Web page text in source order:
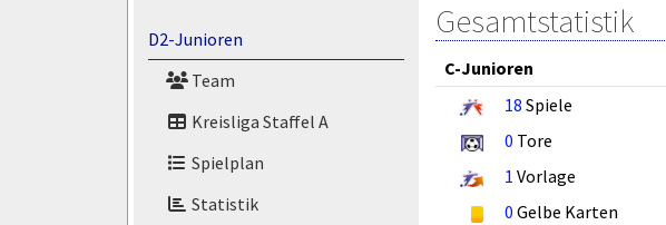
D2-Junioren
Team
Kreisliga Staffel A
Spielplan
Statistik
Gesamtstatistik
C-Junioren
18 Spiele
0 Tore
1 Vorlage
0 Gelbe Karten